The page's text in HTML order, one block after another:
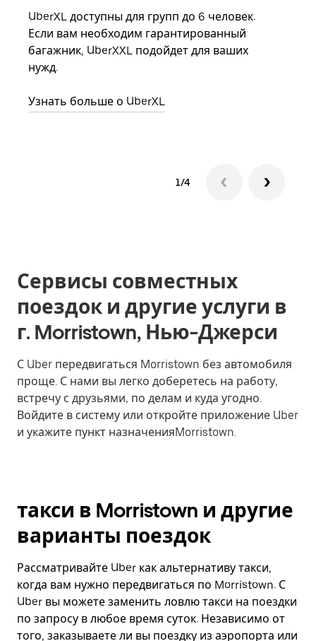
UberXL доступны для групп до 6 человек.
Если вам необходим гарантированный
багажник, UberXXL подойдет для ваших
нужд.
Узнать больше о UberXL
1/4
Сервисы совместных
поездок и другие услуги в
г. Morristown, Нью-Джерси
С Uber передвигаться Morristown без автомобиля
проще. С нами вы легко доберетесь на работу,
встречу с друзьями, по делам и куда угодно.
Войдите в систему или откройте приложение Uber
и укажите пункт назначенияMorristown.
такси в Morristown и другие
варианты поездок
Рассматривайте Uber как альтернативу такси,
когда вам нужно передвигаться по Morristown. С
Uber вы можете заменить ловлю такси на поездки
по запросу в любое время суток. Независимо от
того, заказываете ли вы поездку из аэропорта или